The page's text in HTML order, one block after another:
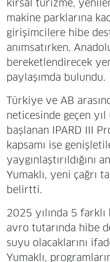
kırsal turizme,
makine parklarına
girişimcilere hibe
anımsatırken,
bereketlendirecek
paylaşımda bulundu.
Türkiye ve AB
neticesinde geçen
başlanan IPARD III
kapsamı ise
yaygınlaştırıldığını
Yumaklı, yeni çağrı
belirtti.
2025 yılında 5
avro tutarında hibe
suyu olacaklarını
Yumaklı,